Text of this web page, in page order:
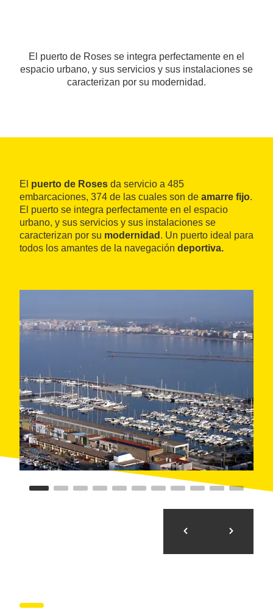
El puerto de Roses se integra perfectamente en el
espacio urbano, y sus servicios y sus instalaciones se
caracterizan por su modernidad.
El puerto de Roses da servicio a 485
embarcaciones, 374 de las cuales son de amarre fijo.
El puerto se integra perfectamente en el espacio
urbano, y sus servicios y sus instalaciones se
caracterizan por su modernidad . Un puerto ideal para
todos los amantes de la navegación deportiva.